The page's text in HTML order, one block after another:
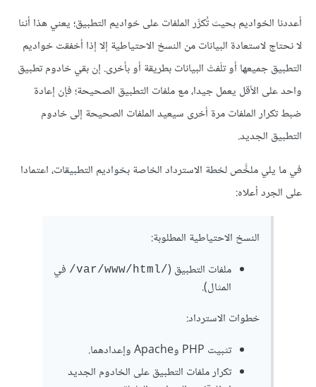
أعددنا الخواديم بحيث تُكرَّر الملفات على خواديم التطبيق؛ يعني هذا أننا
لا نحتاج لاستعادة البيانات من النسخ الاحتياطية إلا إذا أخفقت خواديم
التطبيق جميعها أو تلَفتْ البيانات بطريقة أو بأخرى. إن بقي خادوم تطبيق
واحد على الأقل يعمل جيدا، مع ملفات التطبيق الصحيحة؛ فإن إعادة
ضبط تكرار الملفات مرة أخرى سيعيد الملفات الصحيحة إلى خادوم
التطبيق الجديد.
في ما يلي ملخَّص لخطة الاسترداد الخاصة بخواديم التطبيقات، اعتمادا
على الجرد أعلاه:
النسخ الاحتياطية المطلوبة:
ملفات التطبيق (/var/www/html/
في
المثال).
خطوات الاسترداد:
تثبيت PHP وApache وإعدادهما.
تكرار ملفات التطبيق على الخادوم الجديد